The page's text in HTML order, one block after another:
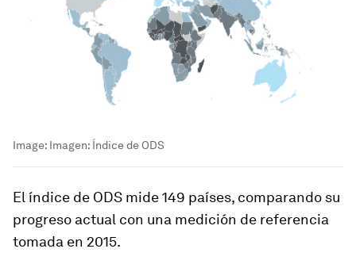
Image: Imagen: Índice de ODS
El índice de ODS mide 149 países, comparando su
progreso actual con una medición de referencia
tomada en 2015.